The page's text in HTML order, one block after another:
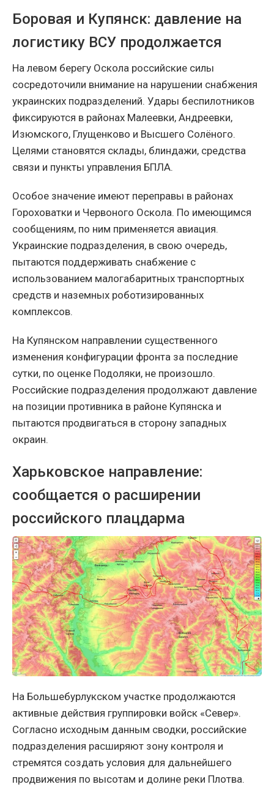
Боровая и Купянск: давление на
логистику ВСУ продолжается
На левом берегу Оскола российские силы
сосредоточили внимание на нарушении снабжения
украинских подразделений. Удары беспилотников
фиксируются в районах Малеевки, Андреевки,
Изюмского, Глущенково и Высшего Солёного.
Целями становятся склады, блиндажи, средства
связи и пункты управления БПЛА.
Особое значение имеют переправы в районах
Гороховатки и Червоного Оскола. По имеющимся
сообщениям, по ним применяется авиация.
Украинские подразделения, в свою очередь,
пытаются поддерживать снабжение с
использованием малогабаритных транспортных
средств и наземных роботизированных
комплексов.
На Купянском направлении существенного
изменения конфигурации фронта за последние
сутки, по оценке Подоляки, не произошло.
Российские подразделения продолжают давление
на позиции противника в районе Купянска и
пытаются продвигаться в сторону западных
окраин.
Харьковское направление:
сообщается о расширении
российского плацдарма
На Большебурлукском участке продолжаются
активные действия группировки войск «Север».
Согласно исходным данным сводки, российские
подразделения расширяют зону контроля и
стремятся создать условия для дальнейшего
продвижения по высотам и долине реки Плотва.